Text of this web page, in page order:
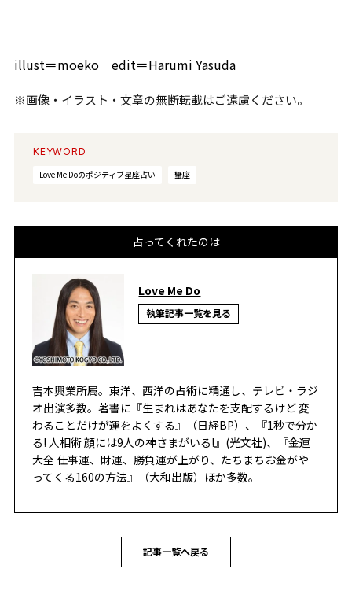
illust＝moeko edit＝Harumi Yasuda
※画像・イラスト・文章の無断転載はご遠慮ください。
KEYWORD
Love Me Doのポジティブ星座占い
蟹座
占ってくれたのは
Love Me Do
執筆記事一覧を見る
吉本興業所属。東洋、西洋の占術に精通し、テレビ・ラジ
オ出演多数。著書に『生まれはあなたを支配するけど 変
わることだけが運をよくする』（日経BP）、『1秒で分か
る! 人相術 顔には9人の神さまがいる!』(光文社)、『金運
大全 仕事運、財運、勝負運が上がり、たちまちお金がや
ってくる160の方法』（大和出版）ほか多数。
記事一覧へ戻る